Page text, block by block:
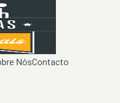
NósContacto